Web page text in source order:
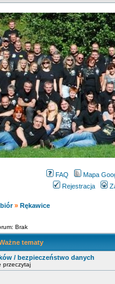
FAQ
Mapa
Rejestracja
» Rękawice
Brak
tematy
/ bezpieczeństwo danych
przeczytaj